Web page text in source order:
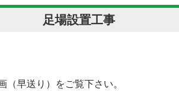
足場設置工事
（早送り）をご覧下さい。